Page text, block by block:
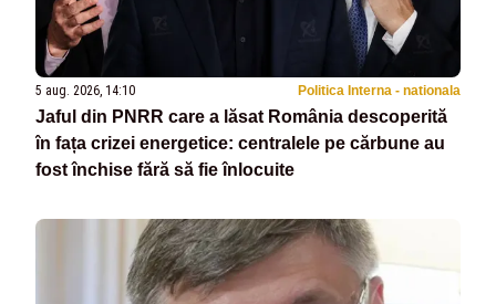
5 aug. 2026, 14:10 Politica Interna - nationala
Jaful din PNRR care a lăsat România descoperită
în fața crizei energetice: centralele pe cărbune au
fost închise fără să fie înlocuite